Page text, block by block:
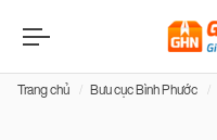
Trang chủ Bưu cục Bình Phước